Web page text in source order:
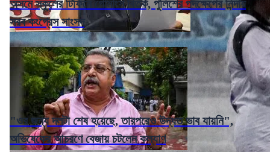
অসমে স্কুলের টিফিনে গোমাংস বিতর্ক, পুলিশের পদক্ষেপের নিন্দায়
সরব কংগ্রেস সাংসদ
"ওর জন্য দলটা শেষ হয়েছে, তারপরেও উদ্ধত ভাব যায়নি",
অভিষেকের আচরণে বেজায় চটলেন কল্যাণ